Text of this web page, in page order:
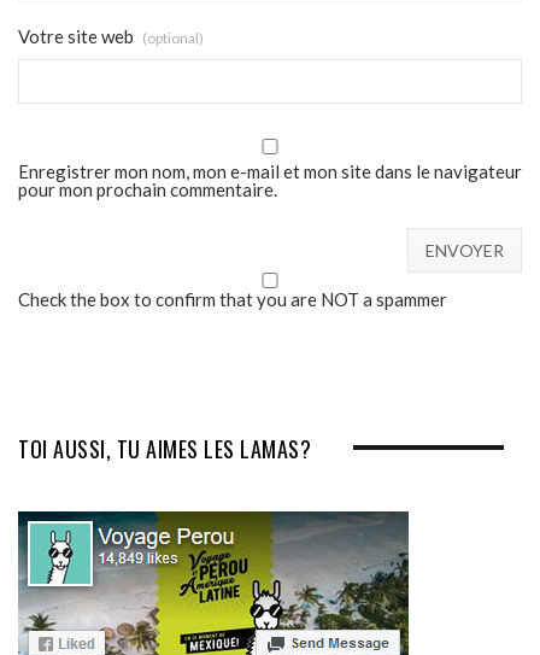
Votre site web (optional)
Enregistrer mon nom, mon e-mail et mon site dans le navigateur
pour mon prochain commentaire.
Check the box to confirm that you are NOT a spammer
TOI AUSSI, TU AIMES LES LAMAS?